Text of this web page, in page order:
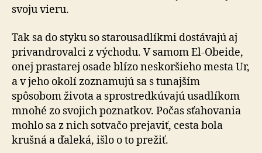
svoju vieru.
Tak sa do styku so starousadlíkmi dostávajú aj
privandrovalci z východu. V samom El-Obeide,
onej prastarej osade blízo neskoršieho mesta Ur,
a v jeho okolí zoznamujú sa s tunajším
spôsobom života a sprostredkúvajú usadlíkom
mnohé zo svojich poznatkov. Počas sťahovania
mohlo sa z nich sotvačo prejaviť, cesta bola
krušná a ďaleká, išlo o to prežiť.